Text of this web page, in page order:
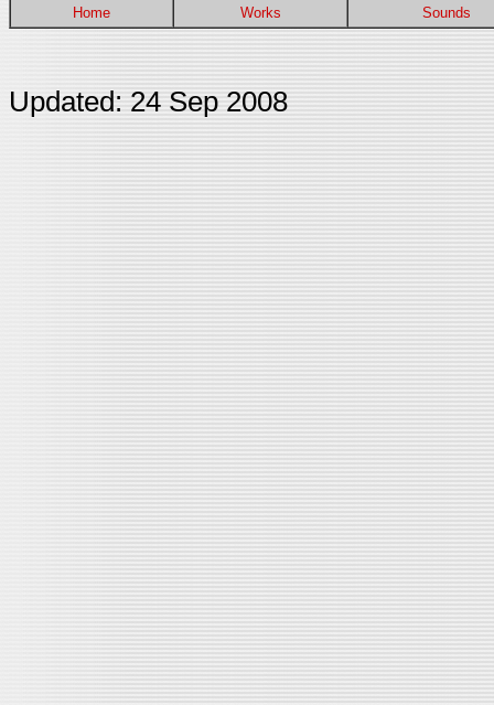
Home Works Sounds
Updated: 24 Sep 2008